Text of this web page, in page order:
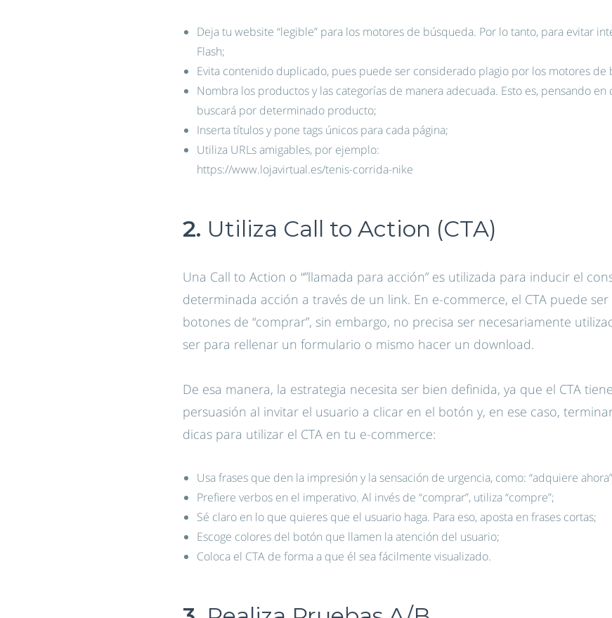
Deja tu website “legible” para los motores de búsqueda. Por lo tanto, para evitar
Flash;
Evita contenido duplicado, pues puede ser considerado plagio por los motores de
Nombra los productos y las categorías de manera adecuada. Esto es, pensando
buscará por determinado producto;
Inserta títulos y pone tags únicos para cada página;
Utiliza URLs amigables, por ejemplo:
https://www.lojavirtual.es/tenis-corrida-nike
2. Utiliza Call to Action (CTA)
Una Call to Action o “”llamada para acción” es utilizada para inducir el
determinada acción a través de un link. En e-commerce, el CTA puede
botones de “comprar”, sin embargo, no precisa ser necesariamente
ser para rellenar un formulario o mismo hacer un download.
De esa manera, la estrategia necesita ser bien definida, ya que el CTA
persuasión al invitar el usuario a clicar en el botón y, en ese caso,
dicas para utilizar el CTA en tu e-commerce:
Usa frases que den la impresión y la sensación de urgencia, como: “adquiere
Prefiere verbos en el imperativo. Al invés de “comprar”, utiliza “compre”;
Sé claro en lo que quieres que el usuario haga. Para eso, aposta en frases cortas;
Escoge colores del botón que llamen la atención del usuario;
Coloca el CTA de forma a que él sea fácilmente visualizado.